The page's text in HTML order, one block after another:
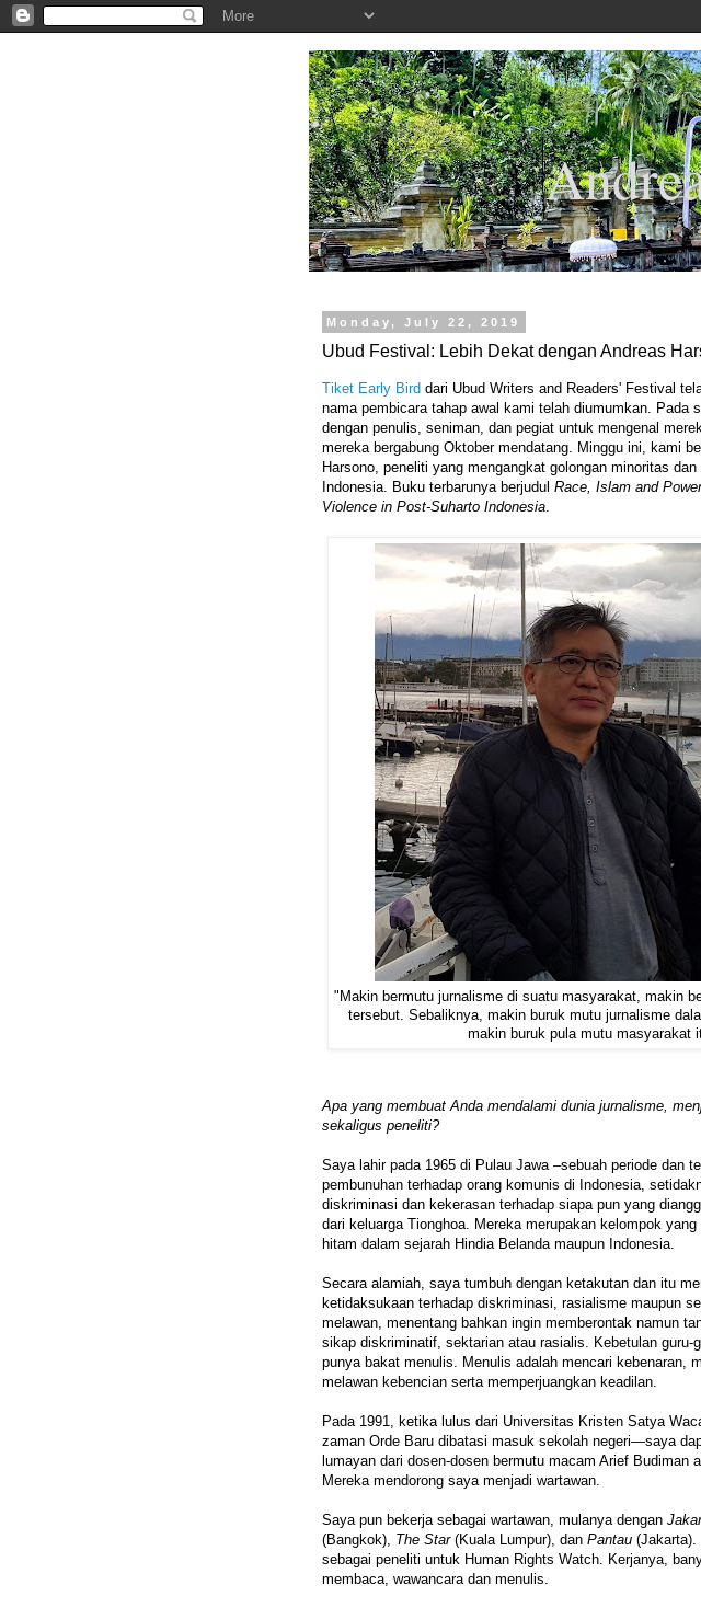
.
Monday, July 22, 2019
Ubud Festival: Lebih Dekat dengan Andreas
Tiket Early Bird dari Ubud Writers and Readers' Festival
nama pembicara tahap awal kami telah diumumkan. Pada
dengan penulis, seniman, dan pegiat untuk mengenal
mereka bergabung Oktober mendatang. Minggu ini, kami
Harsono, peneliti yang mengangkat golongan minoritas dan
Indonesia. Buku terbarunya berjudul Race, Islam and
Violence in Post-Suharto Indonesia.
"Makin bermutu jurnalisme di suatu masyarakat, makin
tersebut. Sebaliknya, makin buruk mutu jurnalisme
makin buruk pula mutu masyarakat
Apa yang membuat Anda mendalami dunia jurnalisme,
sekaligus peneliti?
Saya lahir pada 1965 di Pulau Jawa –sebuah periode dan
pembunuhan terhadap orang komunis di Indonesia,
diskriminasi dan kekerasan terhadap siapa pun yang
dari keluarga Tionghoa. Mereka merupakan kelompok
hitam dalam sejarah Hindia Belanda maupun Indonesia.
Secara alamiah, saya tumbuh dengan ketakutan dan itu
ketidaksukaan terhadap diskriminasi, rasialisme maupun
melawan, menentang bahkan ingin memberontak namun
sikap diskriminatif, sektarian atau rasialis. Kebetulan guru-
punya bakat menulis. Menulis adalah mencari kebenaran,
melawan kebencian serta memperjuangkan keadilan.
Pada 1991, ketika lulus dari Universitas Kristen Satya
zaman Orde Baru dibatasi masuk sekolah negeri—saya
lumayan dari dosen-dosen bermutu macam Arief Budiman
Mereka mendorong saya menjadi wartawan.
Saya pun bekerja sebagai wartawan, mulanya dengan
(Bangkok), The Star(Kuala Lumpur), dan Pantau (Jakarta).
sebagai peneliti untuk Human Rights Watch. Kerjanya,
membaca, wawancara dan menulis.